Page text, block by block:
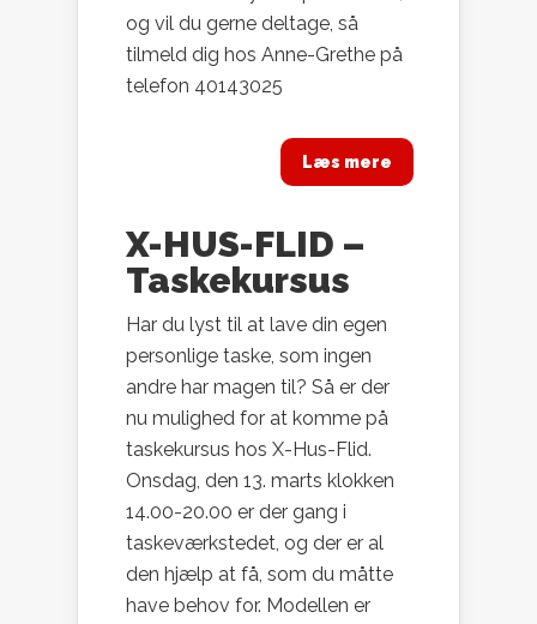
og vil du gerne deltage, så
tilmeld dig hos Anne-Grethe på
telefon 40143025
Læs mere
X-HUS-FLID –
Taskekursus
Har du lyst til at lave din egen
personlige taske, som ingen
andre har magen til? Så er der
nu mulighed for at komme på
taskekursus hos X-Hus-Flid.
Onsdag, den 13. marts klokken
14.00-20.00 er der gang i
taskeværkstedet, og der er al
den hjælp at få, som du måtte
have behov for. Modellen er